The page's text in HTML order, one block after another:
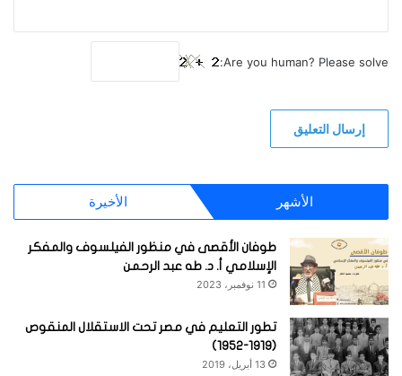
Are you human? Please solve:
الأشهر الأخيرة
طوفان الأقصى في منظور الفيلسوف والمفكر
الإسلامي أ. د. طه عبد الرحمن
11 نوفمبر، 2023
تطور التعليم في مصر تحت الاستقلال المنقوص
(1919-1952)
13 أبريل، 2019